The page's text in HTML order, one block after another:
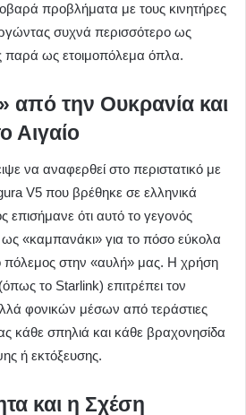
προβλήματα με τους κινητήρες
συχνά περισσότερο ως
παρά ως ετοιμοπόλεμα όπλα.
από την Ουκρανία και
Αιγαίο
να αναφερθεί στο περιστατικό με
V5 που βρέθηκε σε ελληνικά
ότι αυτό το γεγονός
ως «καμπανάκι» για το πόσο εύκολα
πόλεμος στην «αυλή» μας. Η χρήση
το Starlink) επιτρέπει τον
φονικών μέσων από τεράστιες
κάθε σπηλιά και κάθε βραχονησίδα
ή εκτόξευσης.
και η Σχέση